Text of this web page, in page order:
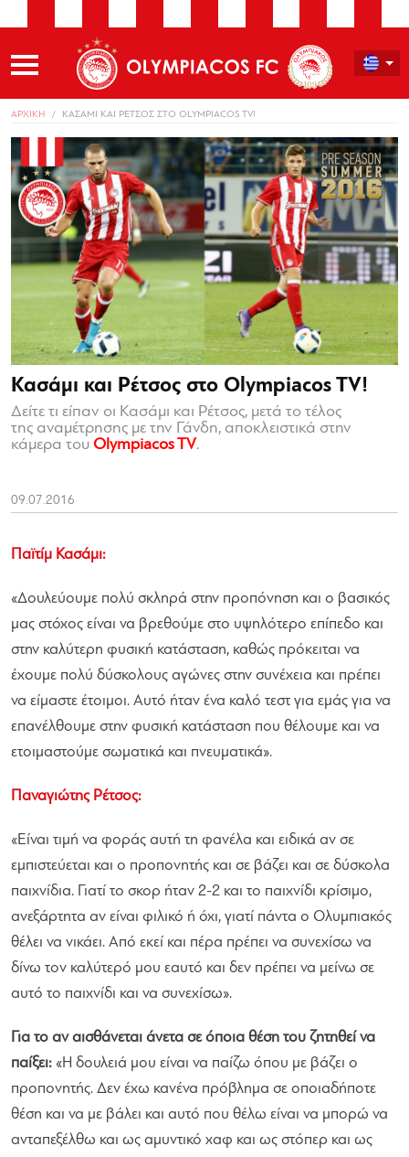
ΑΡΧΙΚΗ ΚΑΣΑΜΙ ΚΑΙ ΡΕΤΣΟΣ ΣΤΟ OLYMPIACOS TV!
Κασάμι και Ρέτσος στο Olympiacos TV!
Δείτε τι είπαν οι Κασάμι και Ρέτσος, μετά το τέλος
της αναμέτρησης με την Γάνδη, αποκλειστικά στην
κάμερα του Olympiacos TV.
09.07.2016
Παϊτίμ Κασάμι:
«Δουλεύουμε πολύ σκληρά στην προπόνηση και ο βασικός
μας στόχος είναι να βρεθούμε στο υψηλότερο επίπεδο και
στην καλύτερη φυσική κατάσταση, καθώς πρόκειται να
έχουμε πολύ δύσκολους αγώνες στην συνέχεια και πρέπει
να είμαστε έτοιμοι. Αυτό ήταν ένα καλό τεστ για εμάς για να
επανέλθουμε στην φυσική κατάσταση που θέλουμε και να
ετοιμαστούμε σωματικά και πνευματικά».
Παναγιώτης Ρέτσος:
«Είναι τιμή να φοράς αυτή τη φανέλα και ειδικά αν σε
εμπιστεύεται και ο προπονητής και σε βάζει και σε δύσκολα
παιχνίδια. Γιατί το σκορ ήταν 2-2 και το παιχνίδι κρίσιμο,
ανεξάρτητα αν είναι φιλικό ή όχι, γιατί πάντα ο Ολυμπιακός
θέλει να νικάει. Από εκεί και πέρα πρέπει να συνεχίσω να
δίνω τον καλύτερό μου εαυτό και δεν πρέπει να μείνω σε
αυτό το παιχνίδι και να συνεχίσω».
Για το αν αισθάνεται άνετα σε όποια θέση του ζητηθεί να
παίξει: «Η δουλειά μου είναι να παίζω όπου με βάζει ο
προπονητής. Δεν έχω κανένα πρόβλημα σε οποιαδήποτε
θέση και να με βάλει και αυτό που θέλω είναι να μπορώ να
ανταπεξέλθω και ως αμυντικό χαφ και ως στόπερ και ως